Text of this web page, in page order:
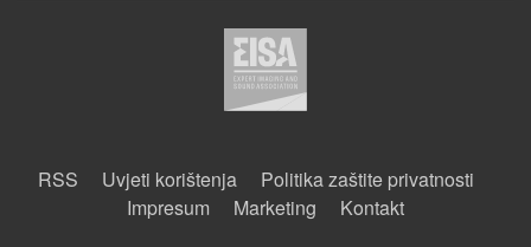
RSS Uvjeti korištenja
Politika zaštite privatnosti
Impresum
Marketing Kontakt